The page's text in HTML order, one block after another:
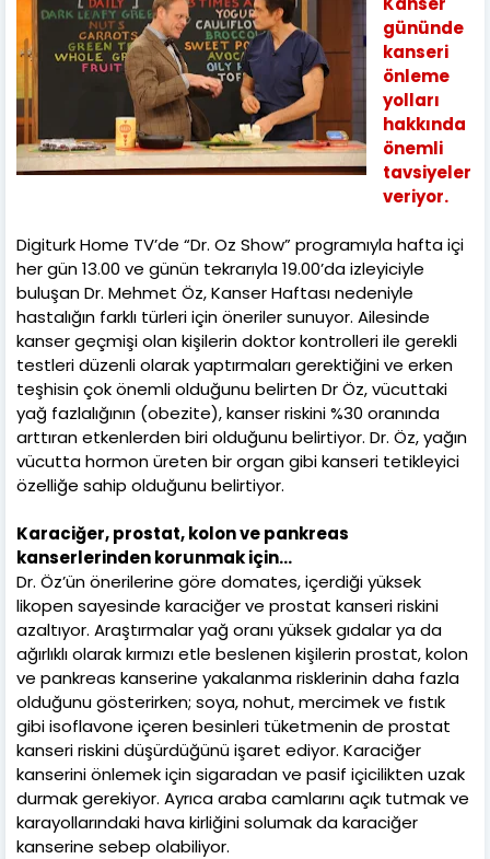
gününde
kanseri
önleme
yolları
hakkında
önemli
tavsiyeler
veriyor.
Digiturk Home TV’de “Dr. Oz Show” programıyla hafta içi
her gün 13.00 ve günün tekrarıyla 19.00’da izleyiciyle
buluşan Dr. Mehmet Öz, Kanser Haftası nedeniyle
hastalığın farklı türleri için öneriler sunuyor. Ailesinde
kanser geçmişi olan kişilerin doktor kontrolleri ile gerekli
testleri düzenli olarak yaptırmaları gerektiğini ve erken
teşhisin çok önemli olduğunu belirten Dr Öz, vücuttaki
yağ fazlalığının (obezite), kanser riskini %30 oranında
arttıran etkenlerden biri olduğunu belirtiyor. Dr. Öz, yağın
vücutta hormon üreten bir organ gibi kanseri tetikleyici
özelliğe sahip olduğunu belirtiyor.
Karaciğer, prostat, kolon ve pankreas
kanserlerinden korunmak için…
Dr. Öz’ün önerilerine göre domates, içerdiği yüksek
likopen sayesinde karaciğer ve prostat kanseri riskini
azaltıyor. Araştırmalar yağ oranı yüksek gıdalar ya da
ağırlıklı olarak kırmızı etle beslenen kişilerin prostat, kolon
ve pankreas kanserine yakalanma risklerinin daha fazla
olduğunu gösterirken; soya, nohut, mercimek ve fıstık
gibi isoflavone içeren besinleri tüketmenin de prostat
kanseri riskini düşürdüğünü işaret ediyor. Karaciğer
kanserini önlemek için sigaradan ve pasif içicilikten uzak
durmak gerekiyor. Ayrıca araba camlarını açık tutmak ve
karayollarındaki hava kirliğini solumak da karaciğer
kanserine sebep olabiliyor.